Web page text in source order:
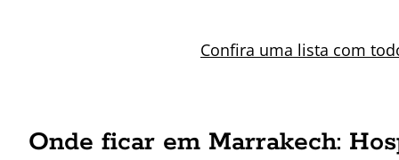
Confira uma lista com
Onde ficar em Marrakech: